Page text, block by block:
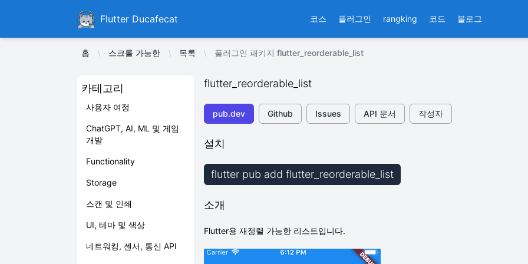
DucafecatFlutter Ducafecat 코스 플러그인 rangking 코드 블로그
홈 스크롤 가능한 목록 플러그인 패키지 flutter_reorderable_list
카테고리
사용자 여정
ChatGPT, AI, ML 및 게임
개발
Functionality
Storage
스캔 및 인쇄
UI, 테마 및 색상
네트워킹, 센서, 통신 API
flutter_reorderable_list
pub.dev Github Issues API 문서 작성자
설치
flutter pub add flutter_reorderable_list
소개
Flutter용 재정렬 가능한 리스트입니다.